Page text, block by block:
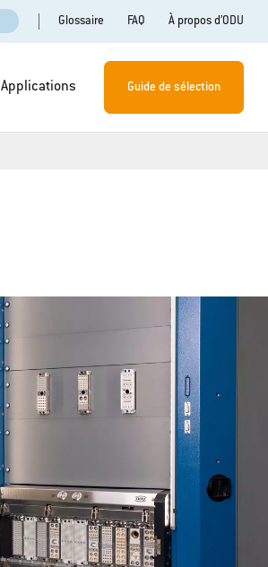
Glossaire FAQ À propos d’ODU
Applications Guide de sélection